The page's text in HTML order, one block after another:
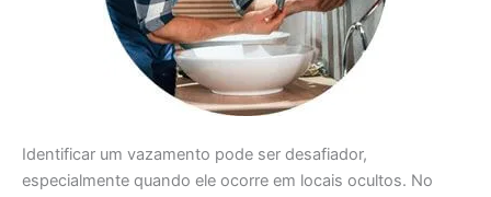
Identificar um vazamento pode ser desafiador,
especialmente quando ele ocorre em locais ocultos. No